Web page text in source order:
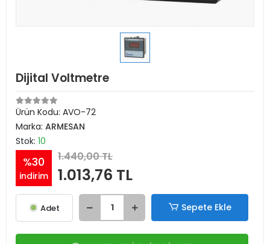
Dijital Voltmetre
Ürün Kodu: AVO-72
Marka: ARMESAN
Stok: 10
%30
indirim
1.440,00 TL
1.013,76 TL
Adet Sepete Ekle